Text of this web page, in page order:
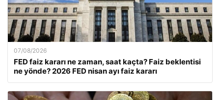
07/08/2026
FED faiz kararı ne zaman, saat kaçta? Faiz beklentisi
ne yönde? 2026 FED nisan ayı faiz kararı